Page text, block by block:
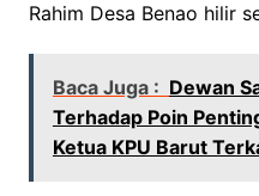
Rahim Desa Benao hilir
Baca Juga : Dewan
Terhadap Poin
Ketua KPU Barut